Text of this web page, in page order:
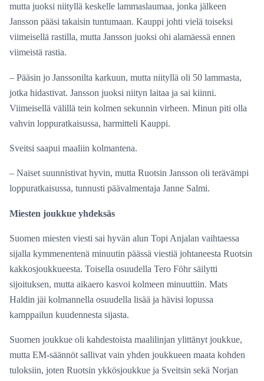
mutta juoksi niityllä keskelle lammaslaumaa, jonka jälkeen
Jansson pääsi takaisin tuntumaan. Kauppi johti vielä toiseksi
viimeisellä rastilla, mutta Jansson juoksi ohi alamäessä ennen
viimeistä rastia.
– Pääsin jo Janssonilta karkuun, mutta niityllä oli 50 lammasta,
jotka hidastivat. Jansson juoksi niityn laitaa ja sai kiinni.
Viimeisellä välillä tein kolmen sekunnin virheen. Minun piti olla
vahvin loppuratkaisussa, harmitteli Kauppi.
Sveitsi saapui maaliin kolmantena.
– Naiset suunnistivat hyvin, mutta Ruotsin Jansson oli terävämpi
loppuratkaisussa, tunnusti päävalmentaja Janne Salmi.
Miesten joukkue yhdeksäs
Suomen miesten viesti sai hyvän alun Topi Anjalan vaihtaessa
sijalla kymmenentenä minuutin päässä viestiä johtaneesta Ruotsin
kakkosjoukkueesta. Toisella osuudella Tero Föhr säilytti
sijoituksen, mutta aikaero kasvoi kolmeen minuuttiin. Mats
Haldin jäi kolmannella osuudella lisää ja hävisi lopussa
kamppailun kuudennesta sijasta.
Suomen joukkue oli kahdestoista maalilinjan ylittänyt joukkue,
mutta EM-säännöt sallivat vain yhden joukkueen maata kohden
tuloksiin, joten Ruotsin ykkösjoukkue ja Sveitsin sekä Norjan